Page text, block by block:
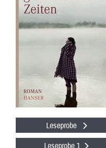
Leseprobe
Leseprobe 1